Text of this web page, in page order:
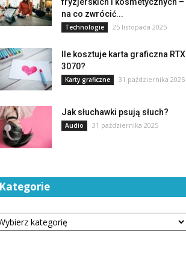
na co zwrócić...
Technologie 25 listopada 2025
Ile kosztuje karta graficzna RTX
3070?
Karty graficzne 31 października 2025
Jak słuchawki psują słuch?
Audio 31 października 2025